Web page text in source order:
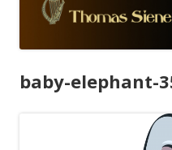
baby-elephant-